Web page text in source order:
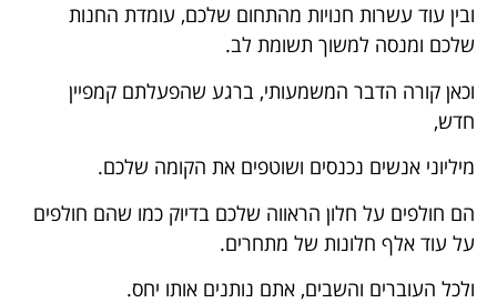
ובין עוד עשרות חנויות מהתחום שלכם, עומדת החנות
שלכם ומנסה למשוך תשומת לב.
וכאן קורה הדבר המשמעותי, ברגע שהפעלתם קמפיין
חדש,
מיליוני אנשים נכנסים ושוטפים את הקומה שלכם.
הם חולפים על חלון הראווה שלכם בדיוק כמו שהם חולפים
על עוד אלף חלונות של מתחרים.
ולכל העוברים והשבים, אתם נותנים אותו יחס.